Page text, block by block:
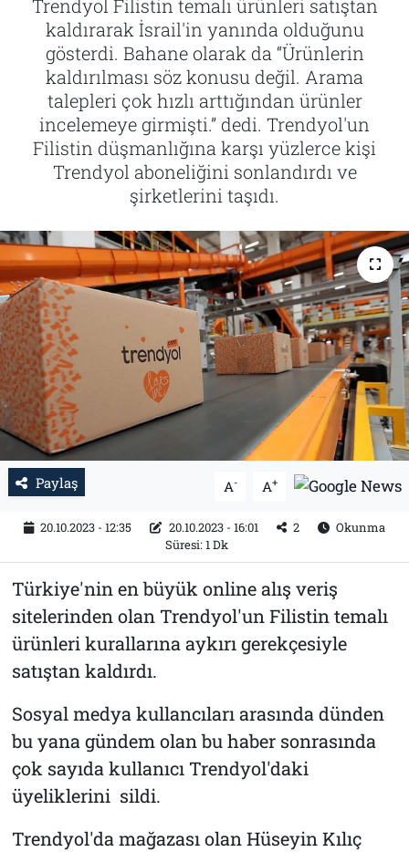
Trendyol Filistin temalı ürünleri satıştan
kaldırarak İsrail'in yanında olduğunu
gösterdi. Bahane olarak da “Ürünlerin
kaldırılması söz konusu değil. Arama
talepleri çok hızlı arttığından ürünler
incelemeye girmişti.” dedi. Trendyol'un
Filistin düşmanlığına karşı yüzlerce kişi
Trendyol aboneliğini sonlandırdı ve
şirketlerini taşıdı.
Paylaş A- A+
20.10.2023 - 12:35 20.10.2023 - 16:01 2
Okunma
Süresi: 1 Dk
Türkiye'nin en büyük online alış veriş
sitelerinden olan Trendyol'un Filistin temalı
ürünleri kurallarına aykırı gerekçesiyle
satıştan kaldırdı.
Sosyal medya kullancıları arasında dünden
bu yana gündem olan bu haber sonrasında
çok sayıda kullanıcı Trendyol'daki
üyeliklerini sildi.
Trendyol'da mağazası olan Hüseyin Kılıç
Tarih
İletişim
Künye